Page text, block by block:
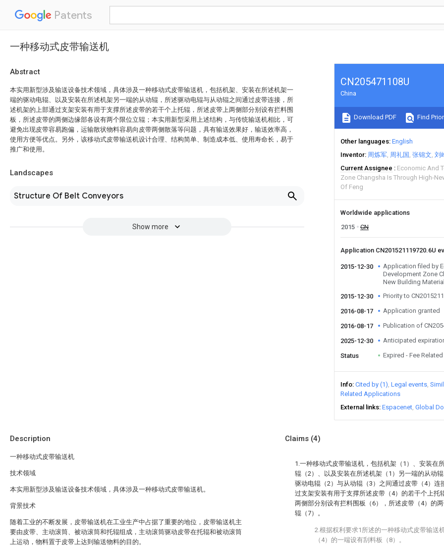
Patents
一种移动式皮带输送机
Abstract
本实用新型涉及输送设备技术领域，具体涉及一种移动式皮带输送机，包括机架、安装在所述机架一
端的驱动电辊、以及安装在所述机架另一端的从动辊，所述驱动电辊与从动辊之间通过皮带连接，所
述机架的上部通过支架安装有用于支撑所述皮带的若干个上托辊，所述皮带上两侧部分别设有拦料围
板，所述皮带的两侧边缘部各设有两个限位立辊；本实用新型采用上述结构，与传统输送机相比，可
避免出现皮带容易跑偏，运输散状物料容易向皮带两侧散落等问题，具有输送效果好，输送效率高，
使用方便等优点。另外，该移动式皮带输送机设计合理、结构简单、制造成本低、使用寿命长，易于
推广和使用。
Landscapes
Structure Of Belt Conveyors
Show more
CN205471108U
China
Download PDF Find
Other languages English
Inventor 周炼军 周礼国 张锦文 刘
Current Assignee
Economic And
Zone Changsha Is Through High-
Of Feng
Worldwide applications
2015
CN
Application CN201521119720.6U
2015-12-30
Application filed by
Development Zone
New Building
2015-12-30
Priority to
2016-08-17 Application granted
2016-08-17 Publication of
2025-12-30 Anticipated
Status Expired - Fee Related
Info Cited by (1) Legal events
Related Applications
External links Espacenet Global
Description
一种移动式皮带输送机
技术领域
本实用新型涉及输送设备技术领域，具体涉及一种移动式皮带输送机。
背景技术
随着工业的不断发展，皮带输送机在工业生产中占据了重要的地位，皮带输送机主
要由皮带、主动滚筒、被动滚筒和托辊组成，主动滚筒驱动皮带在托辊和被动滚筒
上运动，物料置于皮带上达到输送物料的目的。
Claims (4)
1.一种移动式皮带输送机，包括机架（1）、安装在
辊（2）、以及安装在所述机架（1）另一端的从动
驱动电辊（2）与从动辊（3）之间通过皮带（4）连
过支架安装有用于支撑所述皮带（4）的若干个上托
两侧部分别设有拦料围板（6），所述皮带（4）的
辊（7）。
2.根据权利要求1所述的一种移动式皮带输送
（4）的一端设有刮料板（8）。